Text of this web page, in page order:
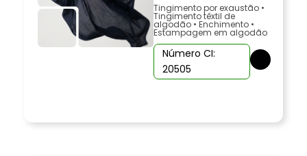
Tingimento por exaustão •
Tingimento têxtil de
algodão • Enchimento •
Estampagem em algodão
Número CI:
20505